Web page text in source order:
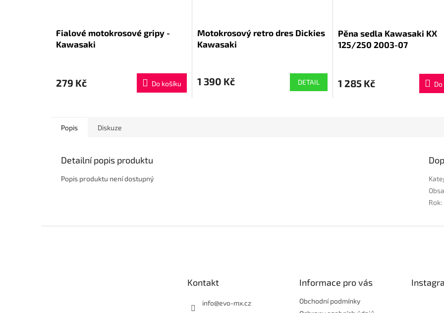
Fialové motokrosové gripy -
Kawasaki
279 Kč Do košíku
Motokrosový retro dres Dickies
Kawasaki
1 390 Kč DETAIL
Pěna sedla Kawasaki KX
125/250 2003-07
1 285 Kč
Popis Diskuze
Detailní popis produktu
Popis produktu není dostupný
Rok:
Kontakt
info@evo-mx.cz
Informace pro vás
Obchodní podmínky